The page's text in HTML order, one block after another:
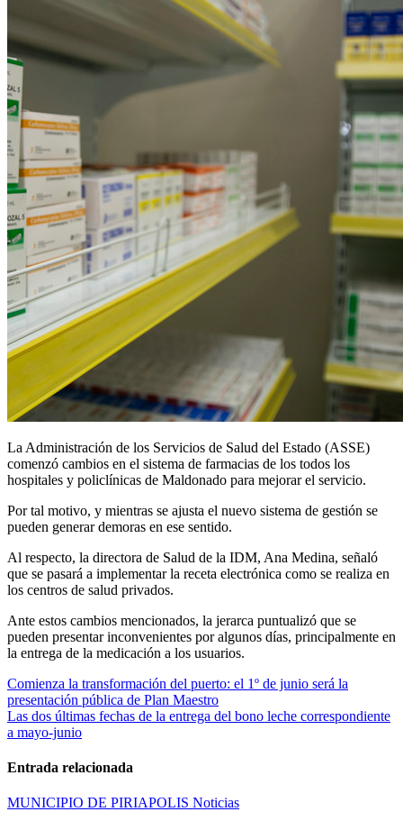
La Administración de los Servicios de Salud del Estado (ASSE)
comenzó cambios en el sistema de farmacias de los todos los
hospitales y policlínicas de Maldonado para mejorar el servicio.
Por tal motivo, y mientras se ajusta el nuevo sistema de gestión se
pueden generar demoras en ese sentido.
Al respecto, la directora de Salud de la IDM, Ana Medina, señaló
que se pasará a implementar la receta electrónica como se realiza en
los centros de salud privados.
Ante estos cambios mencionados, la jerarca puntualizó que se
pueden presentar inconvenientes por algunos días, principalmente en
la entrega de la medicación a los usuarios.
Navegación
de
entradas
Comienza la transformación del puerto: el 1º de junio será la
presentación pública de Plan Maestro
Las dos últimas fechas de la entrega del bono leche correspondiente
a mayo-junio
Entrada relacionada
MUNICIPIO DE PIRIAPOLIS Noticias